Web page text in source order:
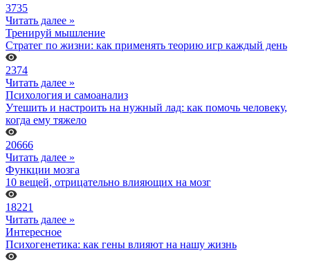
3735
Читать далее »
Тренируй мышление
Стратег по жизни: как применять теорию игр каждый день
2374
Читать далее »
Психология и самоанализ
Утешить и настроить на нужный лад: как помочь человеку,
когда ему тяжело
20666
Читать далее »
Функции мозга
10 вещей, отрицательно влияющих на мозг
18221
Читать далее »
Интересное
Психогенетика: как гены влияют на нашу жизнь